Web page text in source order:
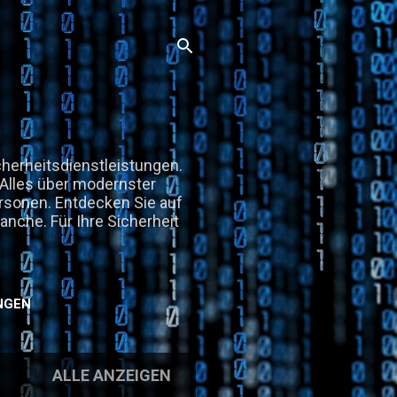
über modernster
Entdecken Sie auf
Für Ihre Sicherheit
ALLE ANZEIGEN